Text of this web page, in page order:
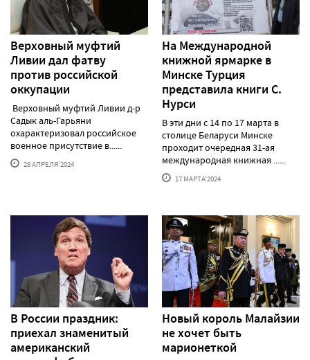
Верховный муфтий
Ливии дал фатву
против российской
оккупации
Верховный муфтий Ливии д-р
Садык аль-Гарьяни
охарактеризовал российское
военное присутствие в......
28 АПРЕЛЯ'2024
На Международной
книжной ярмарке в
Минске Турция
представила книги С.
Нурси
В эти дни с 14 по 17 марта в
столице Беларуси Минске
проходит очередная 31-ая
международная книжная ......
17 МАРТА'2024
В России праздник:
приехал знаменитый
американский
Новый король Малайзии
не хочет быть
марионеткой